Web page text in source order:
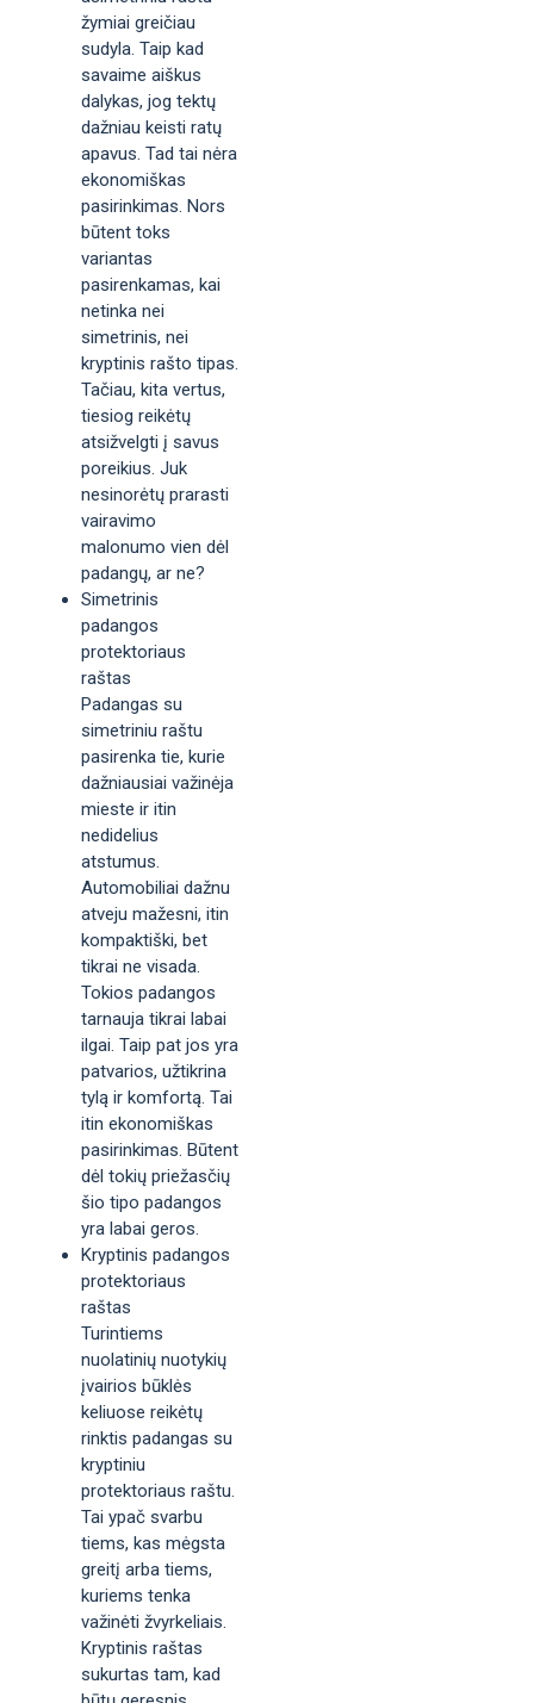
žymiai greičiau
sudyla. Taip kad
savaime aiškus
dalykas, jog tektų
dažniau keisti ratų
apavus. Tad tai nėra
ekonomiškas
pasirinkimas. Nors
būtent toks
variantas
pasirenkamas, kai
netinka nei
simetrinis, nei
kryptinis rašto tipas.
Tačiau, kita vertus,
tiesiog reikėtų
atsižvelgti į savus
poreikius. Juk
nesinorėtų prarasti
vairavimo
malonumo vien dėl
padangų, ar ne?
Simetrinis
padangos
protektoriaus
raštas
Padangas su
simetriniu raštu
pasirenka tie, kurie
dažniausiai važinėja
mieste ir itin
nedidelius
atstumus.
Automobiliai dažnu
atveju mažesni, itin
kompaktiški, bet
tikrai ne visada.
Tokios padangos
tarnauja tikrai labai
ilgai. Taip pat jos yra
patvarios, užtikrina
tylą ir komfortą. Tai
itin ekonomiškas
pasirinkimas. Būtent
dėl tokių priežasčių
šio tipo padangos
yra labai geros.
Kryptinis padangos
protektoriaus
raštas
Turintiems
nuolatinių nuotykių
įvairios būklės
keliuose reikėtų
rinktis padangas su
kryptiniu
protektoriaus raštu.
Tai ypač svarbu
tiems, kas mėgsta
greitį arba tiems,
kuriems tenka
važinėti žvyrkeliais.
Kryptinis raštas
sukurtas tam, kad